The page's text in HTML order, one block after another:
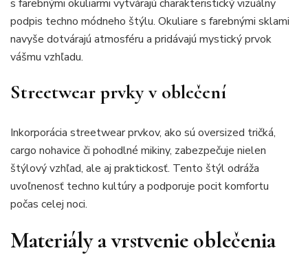
s farebnými okuliarmi vytvárajú charakteristický vizuálny
podpis techno módneho štýlu. Okuliare s farebnými sklami
navyše dotvárajú atmosféru a pridávajú mystický prvok
vášmu vzhľadu.
Streetwear prvky v oblečení
Inkorporácia streetwear prvkov, ako sú oversized tričká,
cargo nohavice či pohodlné mikiny, zabezpečuje nielen
štýlový vzhľad, ale aj praktickosť. Tento štýl odráža
uvoľnenosť techno kultúry a podporuje pocit komfortu
počas celej noci.
Materiály a vrstvenie oblečenia